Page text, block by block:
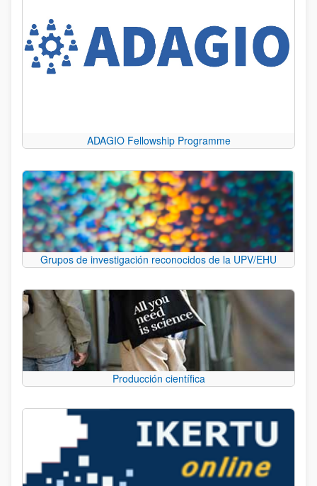
ADAGIO Fellowship Programme
Grupos de investigación reconocidos de la UPV/EHU
Producción científica